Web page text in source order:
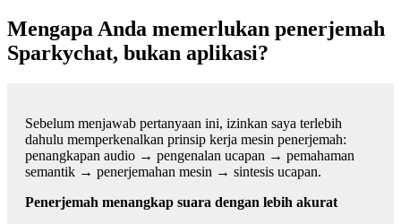
Mengapa Anda memerlukan penerjemah
Sparkychat, bukan aplikasi?
Sebelum menjawab pertanyaan ini, izinkan saya terlebih
dahulu memperkenalkan prinsip kerja mesin penerjemah:
penangkapan audio → pengenalan ucapan → pemahaman
semantik → penerjemahan mesin → sintesis ucapan.
Penerjemah menangkap suara dengan lebih akurat